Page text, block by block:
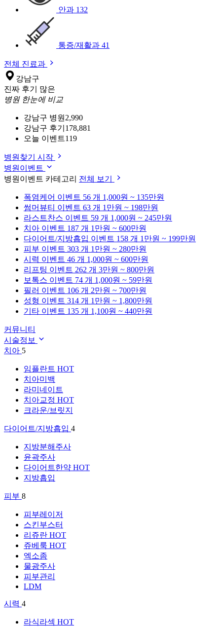
안과 132
통증/재활과 41
전체 진료과
강남구
진짜 후기 많은
병원 한눈에 비교
강남구 병원 2,990
강남구 후기 178,881
오늘 이벤트119
병원찾기 시작
병원이벤트
병원이벤트 카테고리 전체 보기
폭염케어 이벤트 56 개 1,000원 ~ 135만원
썸머뷰티 이벤트 63 개 1만원 ~ 198만원
라스트찬스 이벤트 59 개 1,000원 ~ 245만원
치아 이벤트 187 개 1만원 ~ 600만원
다이어트/지방흡입 이벤트 158 개 1만원 ~ 199만원
피부 이벤트 303 개 1만원 ~ 280만원
시력 이벤트 46 개 1,000원 ~ 600만원
리프팅 이벤트 262 개 3만원 ~ 800만원
보톡스 이벤트 74 개 1,000원 ~ 59만원
필러 이벤트 106 개 2만원 ~ 700만원
성형 이벤트 314 개 1만원 ~ 1,800만원
기타 이벤트 135 개 1,100원 ~ 440만원
커뮤니티
시술정보
치아 5
임플란트 HOT
치아미백
라미네이트
치아교정 HOT
크라운/브릿지
다이어트/지방흡입 4
지방분해주사
윤곽주사
다이어트한약 HOT
지방흡입
피부 8
피부레이저
스킨부스터
리쥬란 HOT
쥬베룩 HOT
엑소좀
물광주사
피부관리
LDM
시력 4
라식라섹 HOT